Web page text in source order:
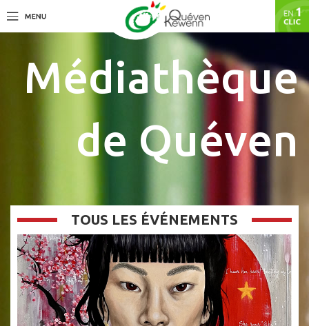
Médiathèque
de Quéven
TOUS LES ÉVÉNEMENTS